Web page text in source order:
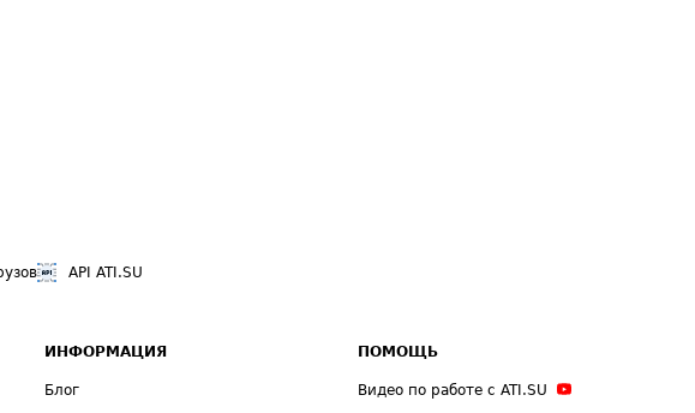
API ATI.SU
ИНФОРМАЦИЯ
Блог
ПОМОЩЬ
Видео по работе с ATI.SU